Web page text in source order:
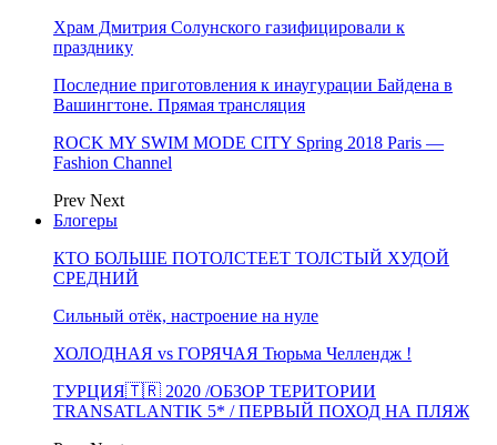
Храм Дмитрия Солунского газифицировали к
празднику
Последние приготовления к инаугурации Байдена в
Вашингтоне. Прямая трансляция
ROCK MY SWIM MODE CITY Spring 2018 Paris —
Fashion Channel
Prev Next
Блогеры
КТО БОЛЬШЕ ПОТОЛСТЕЕТ ТОЛСТЫЙ ХУДОЙ
СРЕДНИЙ
Сильный отёк, настроение на нуле
ХОЛОДНАЯ vs ГОРЯЧАЯ Тюрьма Челлендж !
ТУРЦИЯ🇹🇷 2020 /ОБЗОР ТЕРИТОРИИ
TRANSATLANTIK 5* / ПЕРВЫЙ ПОХОД НА ПЛЯЖ